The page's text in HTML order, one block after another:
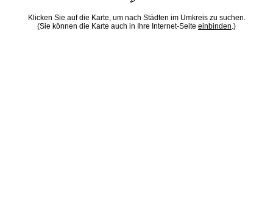
Klicken Sie auf die Karte, um nach Städten im Umkreis zu suchen.
(Sie können die Karte auch in Ihre Internet-Seite einbinden.)